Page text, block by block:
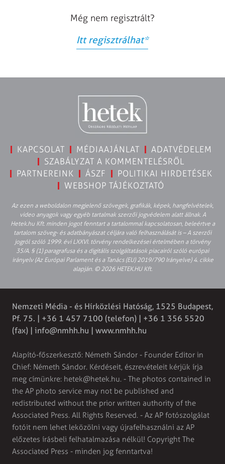
Még nem regisztrált?
Itt regisztrálhat*
KAPCSOLAT MÉDIAAJÁNLAT
ADATVÉDELEM
SZABÁLYZAT A KOMMENTELÉSRŐL
PARTNEREINK
ÁSZF
POLITIKAI HIRDETÉSEK
WEBSHOP TÁJÉKOZTATÓ
Az ezen a weboldalon megjelenő szövegek, grafikák, képek, hangfelvételek,
video anyagok vagy egyéb tartalmak szerzői jogvédelem alatt állnak. A
Hetek.hu Kft. minden jogot fenntart a tartalommal kapcsolatosan, beleértve a
tartalom szöveg- és adatbányászat céljára való felhasználását is – A szerzői
jogról szóló 1999. évi LXXVI. törvény rendelkezései értelmében a törvény
35/A. § (1) paragrafusa és a digitális szolgáltatások piacairól szóló európai
irányelv (Az Európai Parlament és a Tanács (EU) 2019/790 Irányelve) 4. cikke
alapján. © 2026 HETEK.HU Kft.
Nemzeti Média - és Hírközlési Hatóság, 1525 Budapest,
Pf. 75. | +36 1 457 7100 (telefon) | +36 1 356 5520
(fax) | info@nmhh.hu | www.nmhh.hu
Alapító-főszerkesztő: Németh Sándor - Founder Editor in
Chief: Németh Sándor. Kérdéseit, észrevételeit kérjük írja
meg címünkre: hetek@hetek.hu. - The photos contained in
the AP photo service may not be published and
redistributed without the prior written authority of the
Associated Press. All Rights Reserved. - Az AP fotószolgálat
fotóit nem lehet leközölni vagy újrafelhasználni az AP
előzetes írásbeli felhatalmazása nélkül! Copyright The
Associated Press - minden jog fenntartva!